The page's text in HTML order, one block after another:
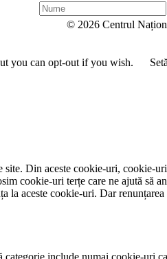
N
u
© 2026 Centrul
you can opt-out if you wish.
Din aceste cookie-uri, cookie-
cookie-uri terțe care ne ajută să
aceste cookie-uri. Dar
include numai cookie-uri